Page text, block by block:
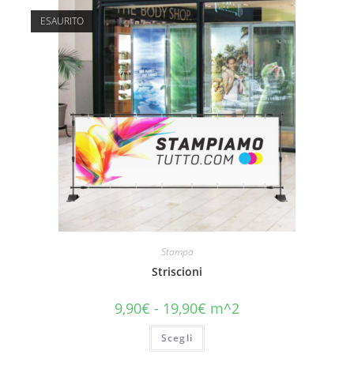
ESAURITO
Stampa
Striscioni
9,90€ - 19,90€ m^2
Scegli